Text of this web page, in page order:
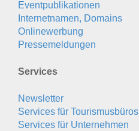
Eventpublikationen
Internetnamen, Domains
Onlinewerbung
Pressemeldungen
Services
Newsletter
Services für Tourismusbüros
Services für Unternehmen